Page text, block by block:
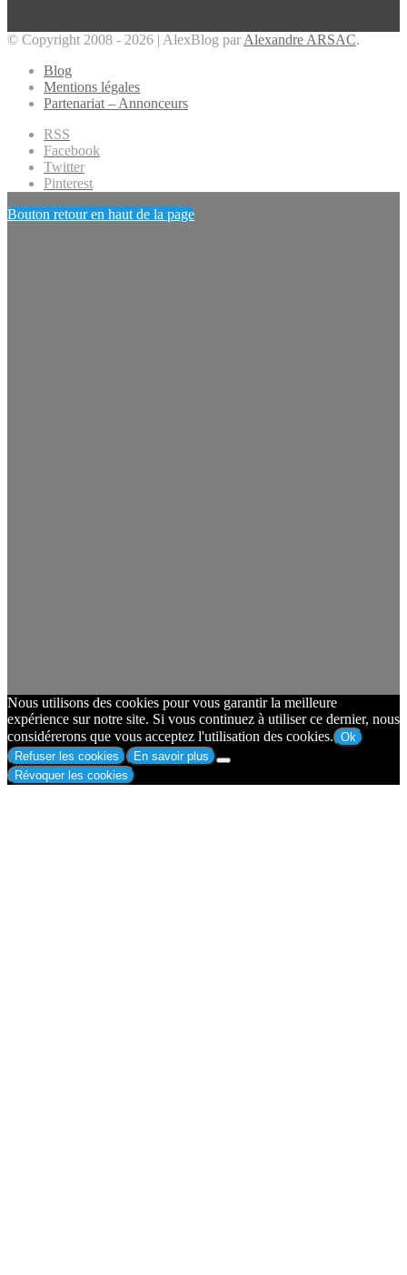
© Copyright 2008 - 2026 | AlexBlog par Alexandre ARSAC.
Blog
Mentions légales
Partenariat – Annonceurs
RSS
Facebook
Twitter
Pinterest
Bouton retour en haut de la page
Nous utilisons des cookies pour vous garantir la meilleure
expérience sur notre site. Si vous continuez à utiliser ce dernier, nous
considérerons que vous acceptez l'utilisation des cookies. Ok
Refuser les cookies
En savoir plus
Révoquer les cookies